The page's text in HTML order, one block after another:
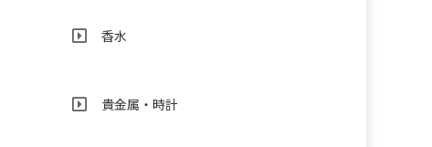
香水
貴金属・時計